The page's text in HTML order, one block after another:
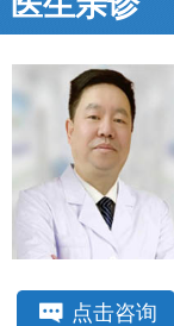
点击咨询